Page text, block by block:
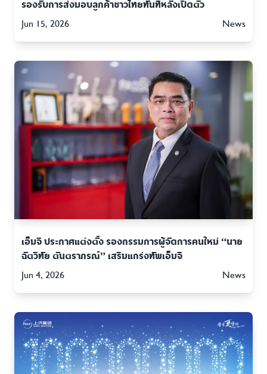
รองรับการส่งมอบลูกค้าชาวไทยทันทีหลังเปิดตัว
Jun 15, 2026
News
เอ็มจี ประกาศแต่งตั้ง รองกรรมการผู้จัดการคนใหม่ “นาย
ฉัตวิทัย ตันตราภรณ์” เสริมแกร่งทัพเอ็มจี
Jun 4, 2026
News